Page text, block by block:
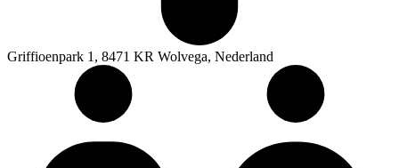
Griffioenpark 1, 8471 KR Wolvega, Nederland